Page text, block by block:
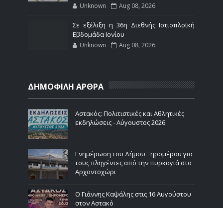
Unknown Aug 08, 2026
Σε εξέλιξη η 36η Διεθνής Ιστιοπλοϊκή
Εβδομάδα Ιονίου
Unknown Aug 08, 2026
ΔΗΜΟΦΙΛΗ ΑΡΘΡΑ
Αστακός: Πολιτιστικές και Αθλητικές
εκδηλώσεις - Αύγουστος 2026
Ενημέρωση του Δήμου Ξηρομέρου για
τους πληγέντες από την πυρκαγιά στο
Αρχοντοχώρι
Ο Γιάννης Καψάλης στις 16 Αυγούστου
στον Αστακό